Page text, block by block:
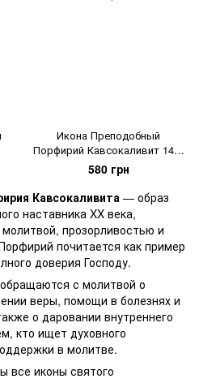
Икона Преподобный
Порфирий Кавсокаливит 14 Х
19 см
580 грн
Кавсокаливита — образ
наставника XX века,
прозорливостью и
почитается как пример
доверия Господу.
с молитвой о
веры, помощи в болезнях и
о даровании внутреннего
кто ищет духовного
в молитве.
все иконы святого